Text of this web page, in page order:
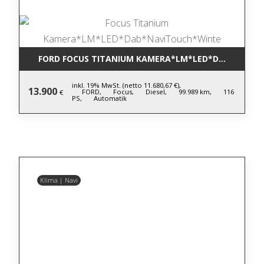
FORD FOCUS TITANIUM
13.900 €
inkl. 19% MwSt. (netto 11.680,67 €),
FORD, Focus, Diesel, 99.989 km, 116
PS, Automatik
Klima | Navi